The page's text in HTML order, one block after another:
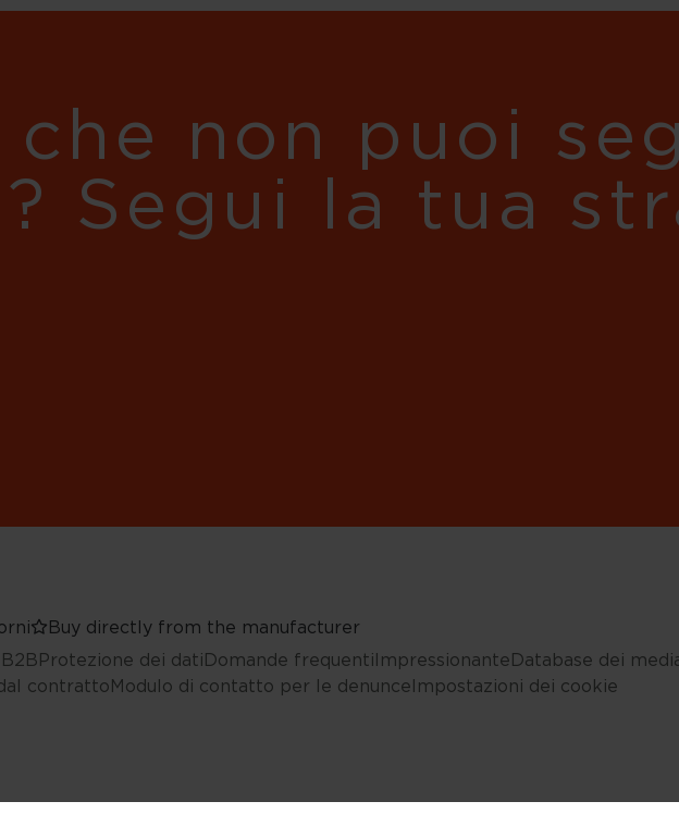
non puoi
Segui la tua
Buy directly from the manufacturer
Protezione dei datiDomande frequentiImpressionanteDatabase dei
contrattoModulo di contatto per le denunceImpostazioni dei cookie